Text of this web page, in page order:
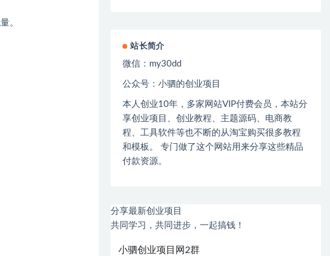
。
站长简介
微信： my30dd
公众号：小驷的创业项目
本人创业10年，多家网站VIP付费会员，本站分
享创业项目、创业教程、主题源码、电商教
程、工具软件等也不断的从淘宝购买很多教程
和模板。 专门做了这个网站用来分享这些精品
付款资源。
分享最新创业项目
共同学习，共同进步，一起搞钱！
小驷创业项目网2群